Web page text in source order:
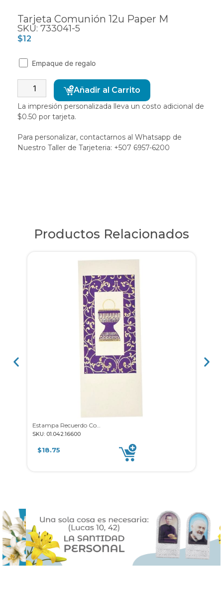
Tarjeta Comunión 12u Paper M
SKU: 733041-5
$12
Empaque de regalo
Añadir al Carrito
La impresión personalizada lleva un costo adicional de
$0.50 por tarjeta.
Para personalizar, contactarnos al Whatsapp de
Nuestro Taller de Tarjeteria: +507 6957-6200
Productos Relacionados
SKU: 01.042.16600
$18.75